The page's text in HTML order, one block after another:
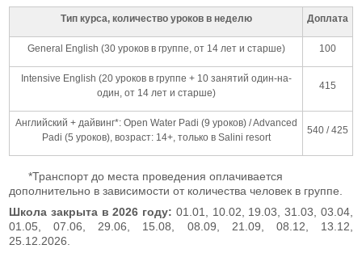
Тип курса, количество уроков в неделю Доплата
General English (30 уроков в группе, от 14 лет и старше) 100
Intensive English (20 уроков в группе + 10 занятий один-на-
один, от 14 лет и старше)
415
Английский + дайвинг*: Open Water Padi (9 уроков) / Advanced
Padi (5 уроков), возраст: 14+, только в Salini resort
540 / 425
*Транспорт до места проведения оплачивается
дополнительно в зависимости от количества человек в группе.
Школа закрыта в 2026 году: 01.01, 10.02, 19.03, 31.03, 03.04,
01.05, 07.06, 29.06, 15.08, 08.09, 21.09, 08.12, 13.12,
25.12.2026.